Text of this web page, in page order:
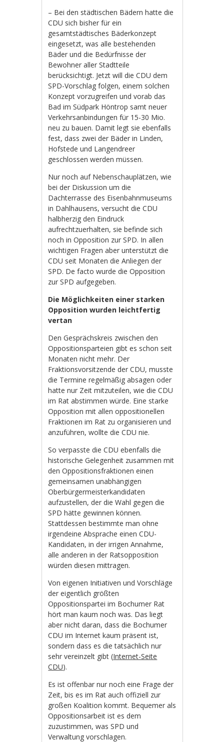
– Bei den städtischen Bädern hatte die
CDU sich bisher für ein
gesamtstädtisches Bäderkonzept
eingesetzt, was alle bestehenden
Bäder und die Bedürfnisse der
Bewohner aller Stadtteile
berücksichtigt. Jetzt will die CDU dem
SPD-Vorschlag folgen, einem solchen
Konzept vorzugreifen und vorab das
Bad im Südpark Höntrop samt neuer
Verkehrsanbindungen für 15-30 Mio.
neu zu bauen. Damit legt sie ebenfalls
fest, dass zwei der Bäder in Linden,
Hofstede und Langendreer
geschlossen werden müssen.
Nur noch auf Nebenschauplätzen, wie
bei der Diskussion um die
Dachterrasse des Eisenbahnmuseums
in Dahlhausens, versucht die CDU
halbherzig den Eindruck
aufrechtzuerhalten, sie befinde sich
noch in Opposition zur SPD. In allen
wichtigen Fragen aber unterstützt die
CDU seit Monaten die Anliegen der
SPD. De facto wurde die Opposition
zur SPD aufgegeben.
Die Möglichkeiten einer starken
Opposition wurden leichtfertig
vertan
Den Gesprächskreis zwischen den
Oppositionsparteien gibt es schon seit
Monaten nicht mehr. Der
Fraktionsvorsitzende der CDU, musste
die Termine regelmäßig absagen oder
hatte nur Zeit mitzuteilen, wie die CDU
im Rat abstimmen würde. Eine starke
Opposition mit allen oppositionellen
Fraktionen im Rat zu organisieren und
anzuführen, wollte die CDU nie.
So verpasste die CDU ebenfalls die
historische Gelegenheit zusammen mit
den Oppositionsfraktionen einen
gemeinsamen unabhängigen
Oberbürgermeisterkandidaten
aufzustellen, der die Wahl gegen die
SPD hätte gewinnen können.
Stattdessen bestimmte man ohne
irgendeine Absprache einen CDU-
Kandidaten, in der irrigen Annahme,
alle anderen in der Ratsopposition
würden diesen mittragen.
Von eigenen Initiativen und Vorschläge
der eigentlich größten
Oppositionspartei im Bochumer Rat
hört man kaum noch was. Das liegt
aber nicht daran, dass die Bochumer
CDU im Internet kaum präsent ist,
sondern dass es die tatsächlich nur
sehr vereinzelt gibt (Internet-Seite
CDU).
Es ist offenbar nur noch eine Frage der
Zeit, bis es im Rat auch offiziell zur
großen Koalition kommt. Bequemer als
Oppositionsarbeit ist es dem
zuzustimmen, was SPD und
Verwaltung vorschlagen.